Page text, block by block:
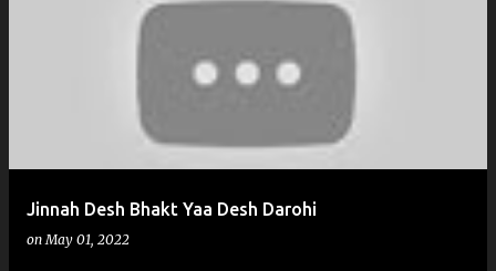
Jinnah Desh Bhakt Yaa Desh Darohi
onMay 01, 2022